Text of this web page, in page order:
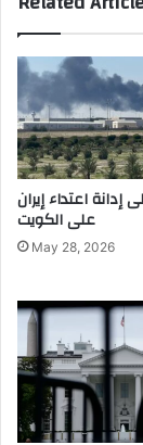
اعتداء إيران
على الكويت
May 28, 2026